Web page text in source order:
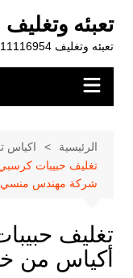
المحتوى
تعبئه وتغليف
تعبئه وتغليف 01211116954 – 01211116956 – 01211116958
الرئيسية
اكياس
تغليف حبيبات
شركة مهندس منسي
تغليف
أكياس من